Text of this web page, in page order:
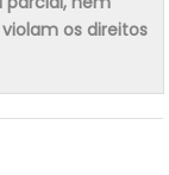
os direitos